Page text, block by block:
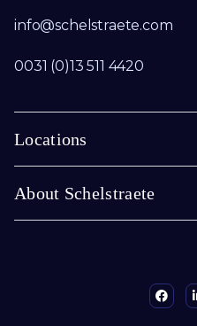
info@schelstraete.com​
0031 (0)13 511 4420
Locations
About Schelstraete